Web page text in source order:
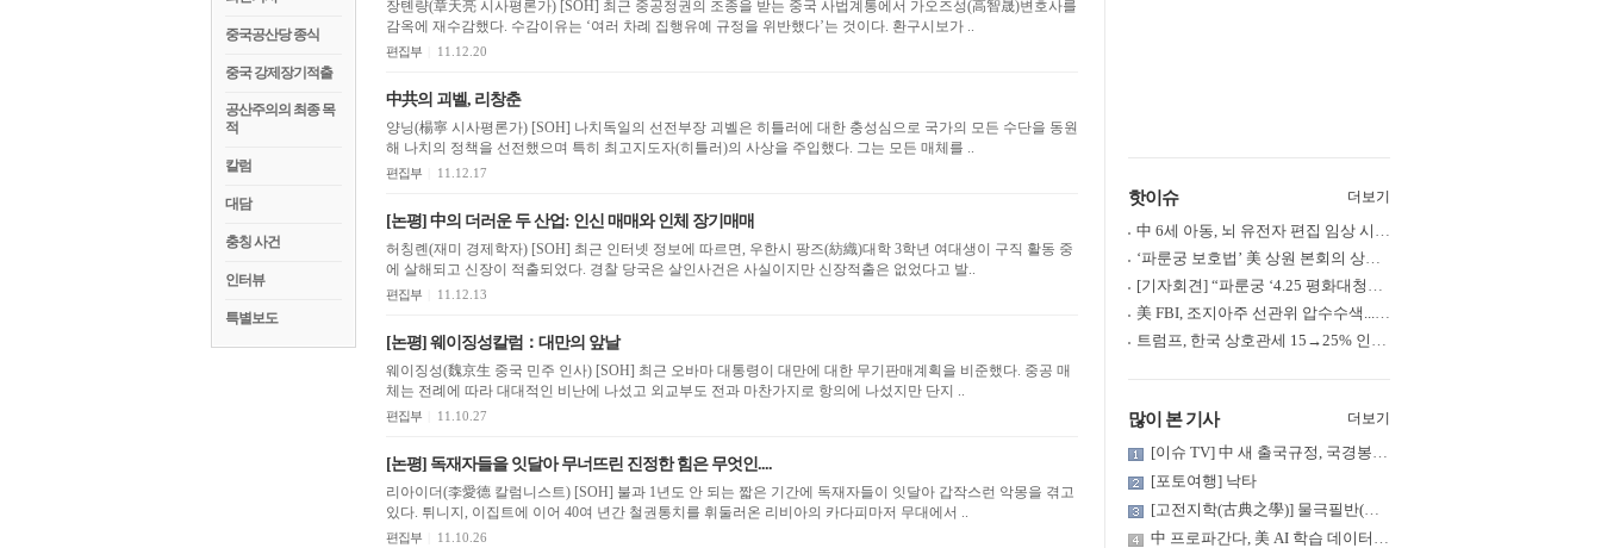
중국공산당 종식
중국 강제장기적출
공산주의의 최종 목
적
칼럼
대담
충칭 사건
인터뷰
특별보도
장톈량(章天亮 시사평론가) [SOH] 최근 중공정권의 조종을 받는 중국 사법계통에서 가오즈성(高智晟)변호사를
감옥에 재수감했다. 수감이유는 ‘여러 차례 집행유예 규정을 위반했다’는 것이다. 환구시보가 ..
편집부 11.12.20
中共의 괴벨, 리창춘
양닝(楊寧 시사평론가) [SOH] 나치독일의 선전부장 괴벨은 히틀러에 대한 충성심으로 국가의 모든 수단을 동원
해 나치의 정책을 선전했으며 특히 최고지도자(히틀러)의 사상을 주입했다. 그는 모든 매체를 ..
편집부 11.12.17
[논평] 中의 더러운 두 산업: 인신 매매와 인체 장기매매
허칭롄(재미 경제학자) [SOH] 최근 인터넷 정보에 따르면, 우한시 팡즈(紡織)대학 3학년 여대생이 구직 활동 중
에 살해되고 신장이 적출되었다. 경찰 당국은 살인사건은 사실이지만 신장적출은 없었다고 발..
편집부 11.12.13
[논평] 웨이징성칼럼：대만의 앞날
웨이징성(魏京生 중국 민주 인사) [SOH] 최근 오바마 대통령이 대만에 대한 무기판매계획을 비준했다. 중공 매
체는 전례에 따라 대대적인 비난에 나섰고 외교부도 전과 마찬가지로 항의에 나섰지만 단지 ..
편집부 11.10.27
[논평] 독재자들을 잇달아 무너뜨린 진정한 힘은 무엇인....
리아이더(李愛德 칼럼니스트) [SOH] 불과 1년도 안 되는 짧은 기간에 독재자들이 잇달아 갑작스런 악몽을 겪고
있다. 튀니지, 이집트에 이어 40여 년간 철권통치를 휘둘러온 리비아의 카다피마저 무대에서 ..
편집부 11.10.26
핫이슈 더보기
中 6세 아동, 뇌 유전자 편집 임상 시험 중 사망... 의료진 1년간 ....
‘파룬궁 보호법’ 美 상원 본회의 상정... 최종 입법 ‘초읽기’
[기자회견] “파룬궁 ‘4.25 평화대청원’ 기념 & 중공의 션윈 공연 .....
美 FBI, 조지아주 선관위 압수수색... 트럼프 “부정선거 증거 확보....
트럼프, 한국 상호관세 15→25% 인상... “韓 국회 무력합의 미비준”....
많이 본 기사 더보기
[이슈 TV] 中 새 출국규정, 국경봉쇄?... 특정계층 출국 규제 강화
[포토여행] 낙타
[고전지학(古典之學)] 물극필반(物極必反)
中 프로파간다, 美 AI 학습 데이터 대거 오염